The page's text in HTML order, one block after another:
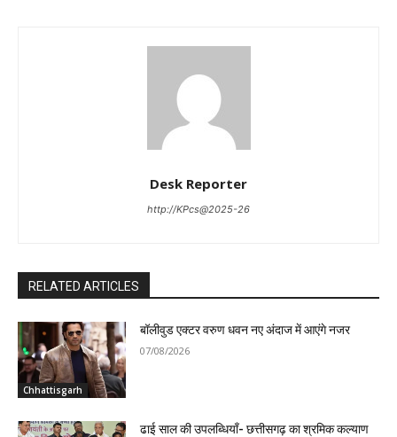
Desk Reporter
http://KPcs@2025-26
RELATED ARTICLES
Chhattisgarh
बॉलीवुड एक्टर वरुण धवन नए अंदाज में आएंगे नजर
07/08/2026
ढाई साल की उपलब्धियाँ- छत्तीसगढ़ का श्रमिक कल्याण